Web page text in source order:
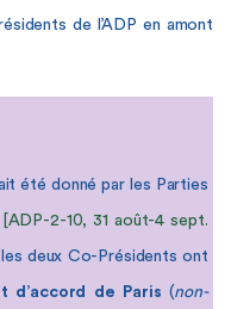
de l’ADP en amont
été donné par les Parties
[ADP-2-10, 31 août-4 sept.
les deux Co-Présidents ont
d’accord de Paris(non-